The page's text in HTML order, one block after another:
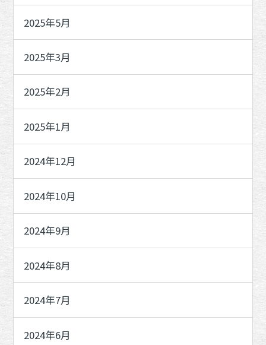
2025年5月
2025年3月
2025年2月
2025年1月
2024年12月
2024年10月
2024年9月
2024年8月
2024年7月
2024年6月